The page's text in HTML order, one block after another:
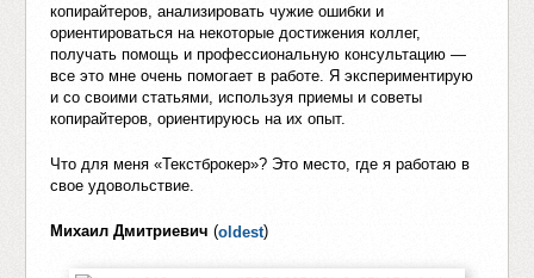
копирайтеров, анализировать чужие ошибки и
ориентироваться на некоторые достижения коллег,
получать помощь и профессиональную консультацию —
все это мне очень помогает в работе. Я экспериментирую
и со своими статьями, используя приемы и советы
копирайтеров, ориентируюсь на их опыт.
Что для меня «Текстброкер»? Это место, где я работаю в
свое удовольствие.
Михаил Дмитриевич (oldest)